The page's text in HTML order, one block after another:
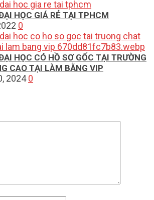
HỌC GIÁ RẺ TẠI TPHCM
0
HỌC CÓ HỒ SƠ GỐC TẠI TRƯỜNG
CAO TẠI LÀM BẰNG VIP
2024 0